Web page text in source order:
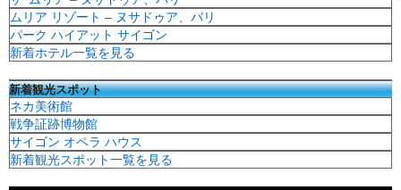
ムリア リゾート – ヌサドゥア、バリ
パーク ハイアット サイゴン
新着ホテル一覧を見る
新着観光スポット
ネカ美術館
戦争証跡博物館
サイゴン オペラ ハウス
新着観光スポット一覧を見る